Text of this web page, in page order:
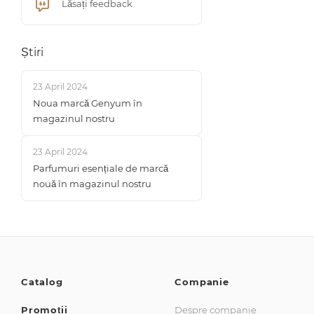
Lăsați feedback
Știri
23 April 2024
Noua marcă Genyum în
magazinul nostru
23 April 2024
Parfumuri esențiale de marcă
nouă în magazinul nostru
Catalog
Promoții
Companie
Despre companie